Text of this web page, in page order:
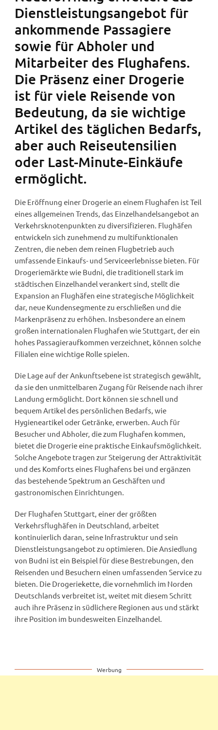
Dienstleistungsangebot für
ankommende Passagiere
sowie für Abholer und
Mitarbeiter des Flughafens.
Die Präsenz einer Drogerie
ist für viele Reisende von
Bedeutung, da sie wichtige
Artikel des täglichen Bedarfs,
aber auch Reiseutensilien
oder Last-Minute-Einkäufe
ermöglicht.
Die Eröffnung einer Drogerie an einem Flughafen ist Teil
eines allgemeinen Trends, das Einzelhandelsangebot an
Verkehrsknotenpunkten zu diversifizieren. Flughäfen
entwickeln sich zunehmend zu multifunktionalen
Zentren, die neben dem reinen Flugbetrieb auch
umfassende Einkaufs- und Serviceerlebnisse bieten. Für
Drogeriemärkte wie Budni, die traditionell stark im
städtischen Einzelhandel verankert sind, stellt die
Expansion an Flughäfen eine strategische Möglichkeit
dar, neue Kundensegmente zu erschließen und die
Markenpräsenz zu erhöhen. Insbesondere an einem
großen internationalen Flughafen wie Stuttgart, der ein
hohes Passagieraufkommen verzeichnet, können solche
Filialen eine wichtige Rolle spielen.
Die Lage auf der Ankunftsebene ist strategisch gewählt,
da sie den unmittelbaren Zugang für Reisende nach ihrer
Landung ermöglicht. Dort können sie schnell und
bequem Artikel des persönlichen Bedarfs, wie
Hygieneartikel oder Getränke, erwerben. Auch für
Besucher und Abholer, die zum Flughafen kommen,
bietet die Drogerie eine praktische Einkaufsmöglichkeit.
Solche Angebote tragen zur Steigerung der Attraktivität
und des Komforts eines Flughafens bei und ergänzen
das bestehende Spektrum an Geschäften und
gastronomischen Einrichtungen.
Der Flughafen Stuttgart, einer der größten
Verkehrsflughäfen in Deutschland, arbeitet
kontinuierlich daran, seine Infrastruktur und sein
Dienstleistungsangebot zu optimieren. Die Ansiedlung
von Budni ist ein Beispiel für diese Bestrebungen, den
Reisenden und Besuchern einen umfassenden Service zu
bieten. Die Drogeriekette, die vornehmlich im Norden
Deutschlands verbreitet ist, weitet mit diesem Schritt
auch ihre Präsenz in südlichere Regionen aus und stärkt
ihre Position im bundesweiten Einzelhandel.
Werbung